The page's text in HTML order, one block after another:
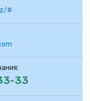
#
33